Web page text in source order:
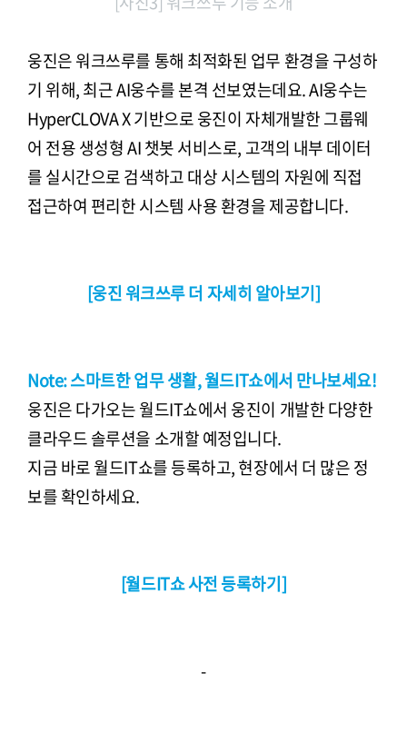
웅진은 워크쓰루를 통해 최적화된 업무 환경을 구성하
기 위해, 최근 AI웅수를 본격 선보였는데요. AI웅수는
HyperCLOVA X 기반으로 웅진이 자체개발한 그룹웨
어 전용 생성형 AI 챗봇 서비스로, 고객의 내부 데이터
를 실시간으로 검색하고 대상 시스템의 자원에 직접
접근하여 편리한 시스템 사용 환경을 제공합니다.
[웅진 워크쓰루 더 자세히 알아보기]
Note: 스마트한 업무 생활, 월드IT쇼에서 만나보세요!
웅진은 다가오는 월드IT쇼에서 웅진이 개발한 다양한
클라우드 솔루션을 소개할 예정입니다.
지금 바로 월드IT쇼를 등록하고, 현장에서 더 많은 정
보를 확인하세요.
[월드IT쇼 사전 등록하기]
-